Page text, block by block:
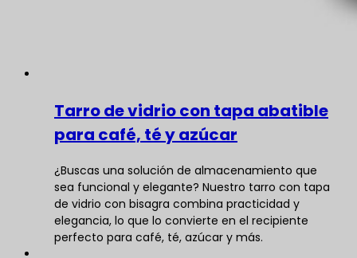
Tarro de vidrio con tapa abatible
para café, té y azúcar
¿Buscas una solución de almacenamiento que
sea funcional y elegante? Nuestro tarro con tapa
de vidrio con bisagra combina practicidad y
elegancia, lo que lo convierte en el recipiente
perfecto para café, té, azúcar y más.